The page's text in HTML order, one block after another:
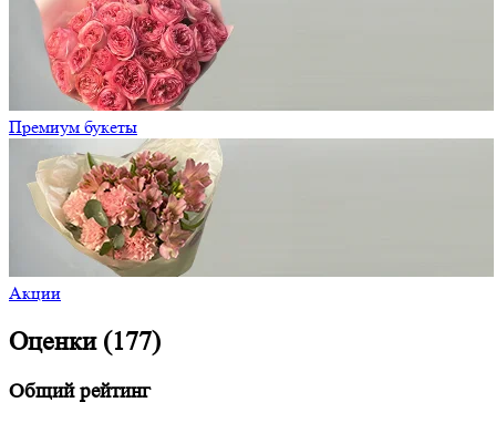
Премиум букеты
Акции
Оценки (177)
Общий рейтинг